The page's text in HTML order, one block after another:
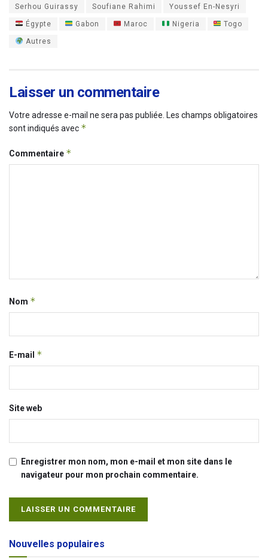
Serhou Guirassy Soufiane Rahimi Youssef En-Nesyri
Égypte Gabon Maroc Nigeria Togo
Autres
Laisser un commentaire
Votre adresse e-mail ne sera pas publiée. Les champs obligatoires
sont indiqués avec *
Commentaire *
Nom *
E-mail *
Site web
Enregistrer mon nom, mon e-mail et mon site dans le
navigateur pour mon prochain commentaire.
Alternative:
Nouvelles populaires